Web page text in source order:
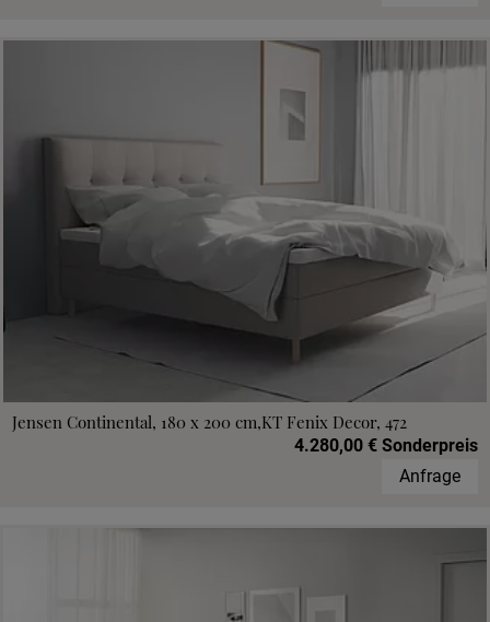
Jensen Continental, 180 x 200 cm,KT Fenix Decor, 472
4.280,00 € Sonderpreis
Anfrage